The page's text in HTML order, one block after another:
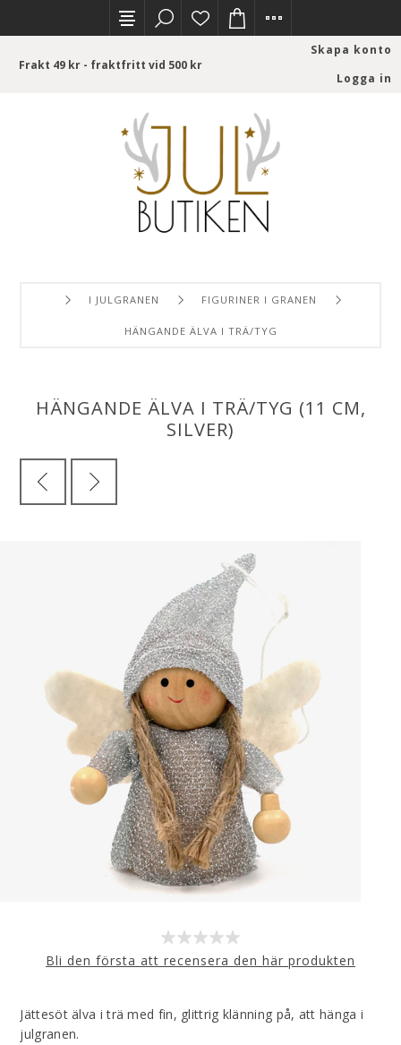
Frakt 49 kr - fraktfritt vid 500 kr
Skapa konto
Logga in
I JULGRANEN FIGURINER I GRANEN
HÄNGANDE ÄLVA I TRÄ/TYG (11 CM, SILVER)
HÄNGANDE ÄLVA I TRÄ/TYG (11 CM,
SILVER)
Bli den första att recensera den här produkten
Jättesöt älva i trä med fin, glittrig klänning på, att hänga i
julgranen.